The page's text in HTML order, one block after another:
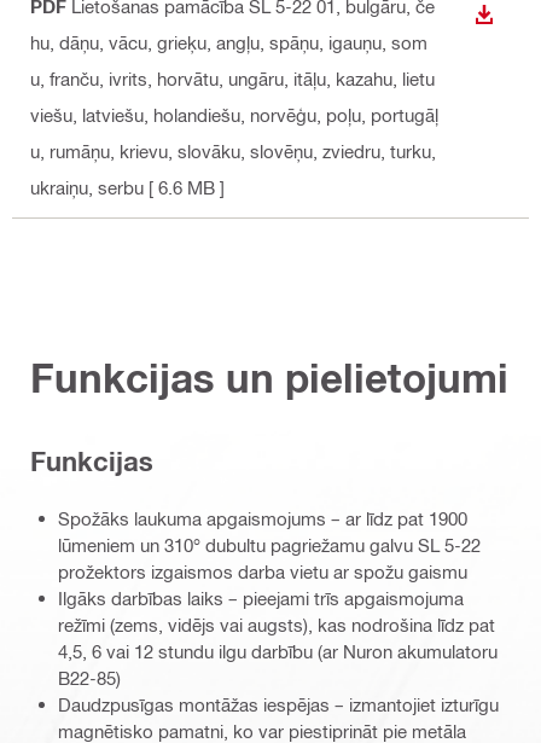
PDF Lietošanas pamācība SL 5-22 01
, bulgāru, če
hu, dāņu, vācu, grieķu, angļu, spāņu, igauņu, som
u, franču, ivrits, horvātu, ungāru, itāļu, kazahu, lietu
viešu, latviešu, holandiešu, norvēģu, poļu, portugāļ
u, rumāņu, krievu, slovāku, slovēņu, zviedru, turku,
ukraiņu, serbu [ 6.6 MB ]
Funkcijas un pielietojumi
Funkcijas
Spožāks laukuma apgaismojums – ar līdz pat 1900
lūmeniem un 310° dubultu pagriežamu galvu SL 5-22
prožektors izgaismos darba vietu ar spožu gaismu
Ilgāks darbības laiks – pieejami trīs apgaismojuma
režīmi (zems, vidējs vai augsts), kas nodrošina līdz pat
4,5, 6 vai 12 stundu ilgu darbību (ar Nuron akumulatoru
B22-85)
Daudzpusīgas montāžas iespējas – izmantojiet izturīgu
magnētisko pamatni, ko var piestiprināt pie metāla